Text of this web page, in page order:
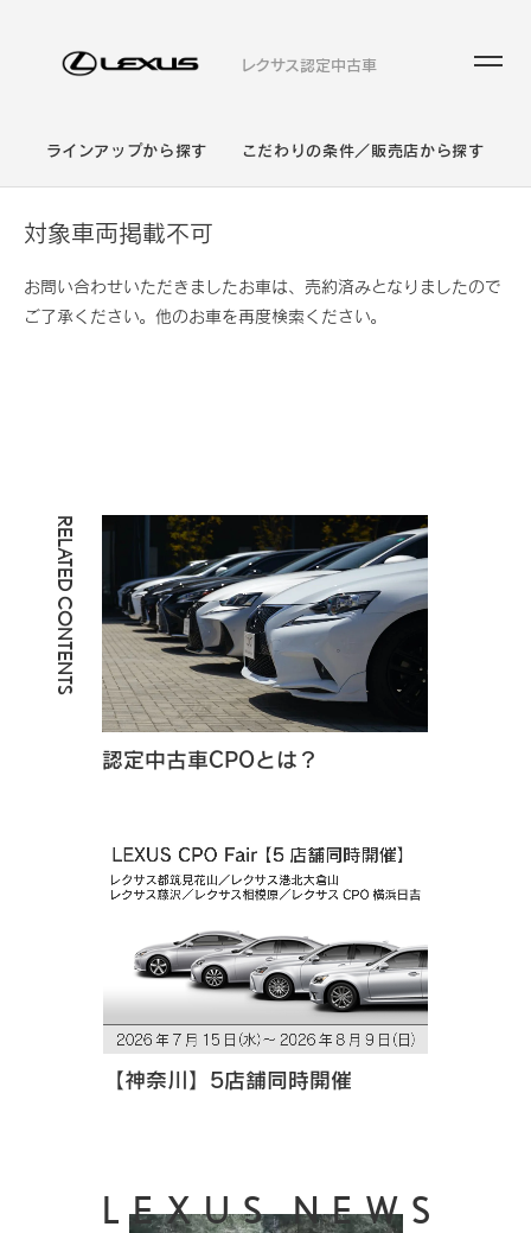
レクサス認定中古車
ラインアップから探す こだわりの条件／販売店から探す
対象車両掲載不可
お問い合わせいただきましたお車は、売約済みとなりましたので
ご了承ください。他のお車を再度検索ください。
RELATED CONTENTS
認定中古車CPOとは？
【神奈川】5店舗同時開催
LEXUS NEWS